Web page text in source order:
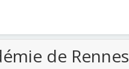
de Rennes